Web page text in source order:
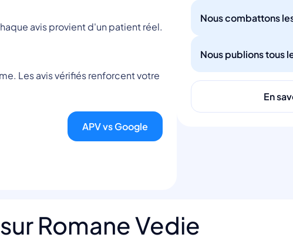
avis provient d'un patient réel.
Les avis vérifiés renforcent votre
APV vs Google
Nous combattons
Nous publions tous
En
Romane Vedie